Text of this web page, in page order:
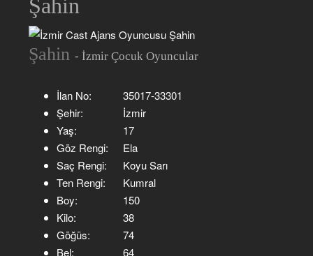
Şahin
Şahin- İzmir Çocuk Oyuncular
İlan No:
35017-33301
Şehir:
İzmir
Yaş:
17
Göz Rengi:
Ela
Saç Rengi:
Koyu Sarı
Ten Rengi:
Kumral
Boy:
150
Kilo:
38
Göğüs:
74
Bel:
64